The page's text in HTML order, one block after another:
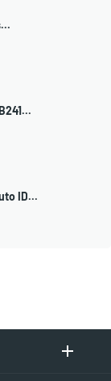
ID...